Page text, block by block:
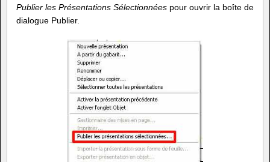
Publier les Présentations Sélectionnées pour ouvrir la boîte de
dialogue Publier.